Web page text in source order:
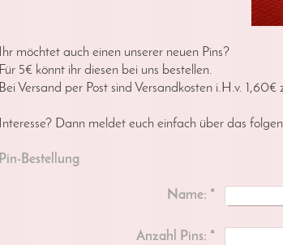
Ihr möchtet auch einen unserer neuen Pins?
Für 5€ könnt ihr diesen bei uns bestellen.
Bei Versand per Post sind Versandkosten i.H.v. 1,60€
Interesse? Dann meldet euch einfach über das
Pin-Bestellung
Name: *
Anzahl Pins: *